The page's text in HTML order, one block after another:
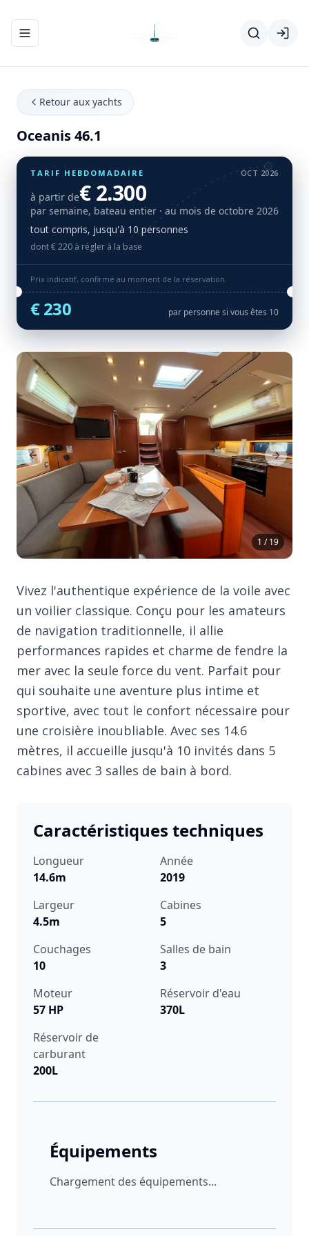
Ouvrir/fermer le menu de navigation
Retour aux yachts
Oceanis 46.1
TARIF HEBDOMADAIRE OCT 2026
à partir de€ 2.300
par semaine, bateau entier · au mois de octobre 2026
tout compris, jusqu'à 10 personnes
dont € 220 à régler à la base
Prix indicatif, confirmé au moment de la réservation.
€ 230 par personne si vous êtes 10
1 / 19
Previous Slide Next
Vivez l'authentique expérience de la voile avec
un voilier classique. Conçu pour les amateurs
de navigation traditionnelle, il allie
performances rapides et charme de fendre la
mer avec la seule force du vent. Parfait pour
qui souhaite une aventure plus intime et
sportive, avec tout le confort nécessaire pour
une croisière inoubliable. Avec ses 14.6
mètres, il accueille jusqu'à 10 invités dans 5
cabines avec 3 salles de bain à bord.
Caractéristiques techniques
Longueur
14.6m
Année
2019
Largeur
4.5m
Cabines
5
Couchages
10
Salles de bain
3
Moteur
57 HP
Réservoir d'eau
370L
Réservoir de
carburant
200L
Équipements
Chargement des équipements...